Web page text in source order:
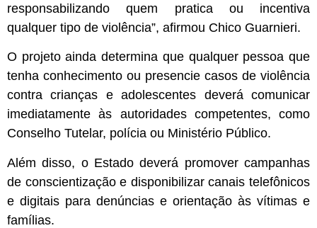
responsabilizando quem pratica ou incentiva
qualquer tipo de violência”, afirmou Chico Guarnieri.
O projeto ainda determina que qualquer pessoa que
tenha conhecimento ou presencie casos de violência
contra crianças e adolescentes deverá comunicar
imediatamente às autoridades competentes, como
Conselho Tutelar, polícia ou Ministério Público.
Além disso, o Estado deverá promover campanhas
de conscientização e disponibilizar canais telefônicos
e digitais para denúncias e orientação às vítimas e
famílias.